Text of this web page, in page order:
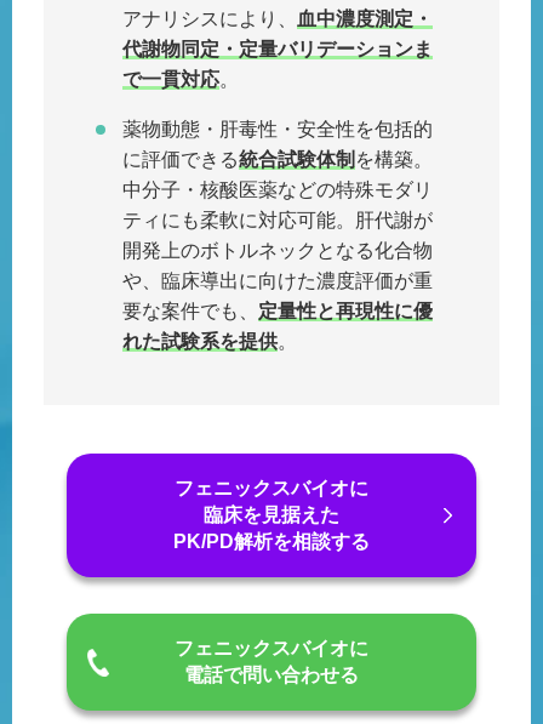
アナリシスにより、
血中濃度測定・
代謝物同定・定量バリデーションま
で一貫対応。
薬物動態・肝毒性・安全性を包括的
に評価できる統合試験体制 を構築。
中分子・核酸医薬などの特殊モダリ
ティにも柔軟に対応可能。肝代謝が
開発上のボトルネックとなる化合物
や、臨床導出に向けた濃度評価が重
要な案件でも、 定量性と再現性に優
れた試験系を提供。
フェニックスバイオに
臨床を見据えた
PK/PD解析を相談する
フェニックスバイオに
電話で問い合わせる